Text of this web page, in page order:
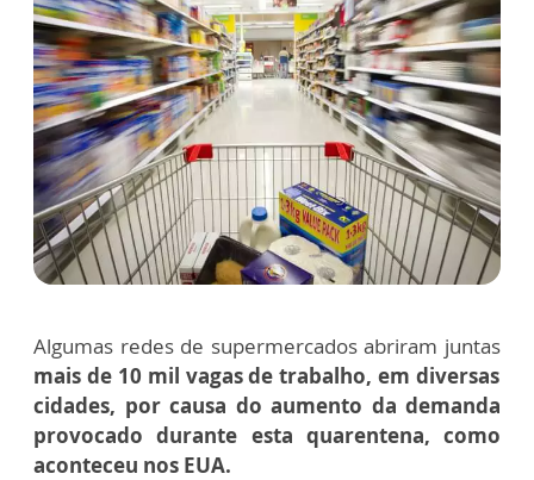
Algumas redes de supermercados abriram juntas
mais de 10 mil vagas de trabalho, em diversas
cidades, por causa do aumento da demanda
provocado durante esta quarentena, como
aconteceu nos EUA.